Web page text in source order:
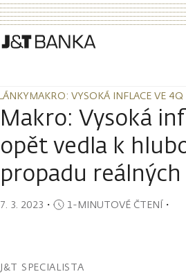
MAKRO: VYSOKÁ INFLACE VE
MAKRO: VYSOKÁ INFLACE VE
Makro: Vysoká
opět vedla k
propadu
7. 3. 2023 ・ 1-MINUTOVÉ ČTENÍ・
J&T SPECIALISTA